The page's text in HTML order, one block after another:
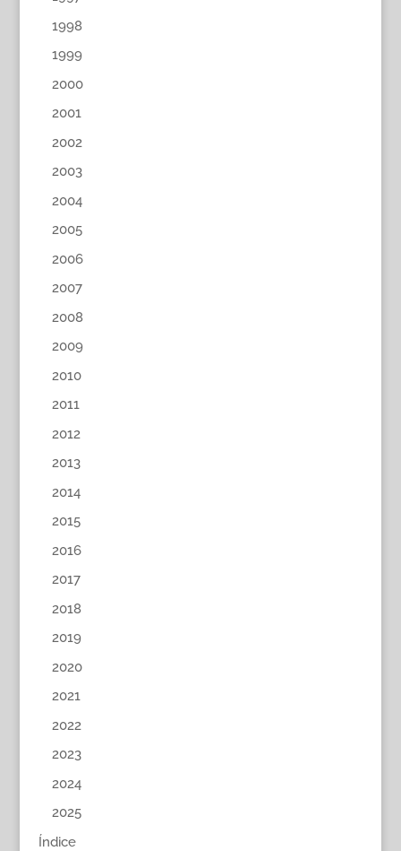
1998
1999
2000
2001
2002
2003
2004
2005
2006
2007
2008
2009
2010
2011
2012
2013
2014
2015
2016
2017
2018
2019
2020
2021
2022
2023
2024
2025
Índice